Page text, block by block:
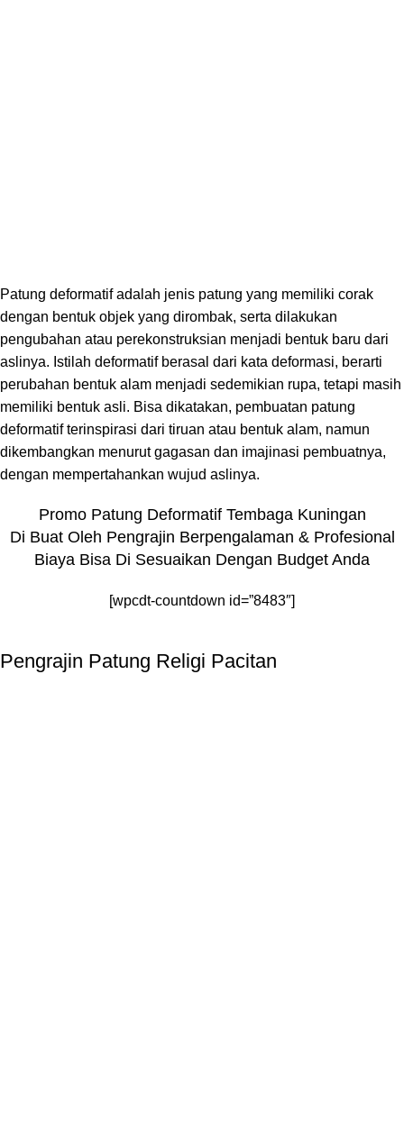
Patung deformatif adalah jenis patung yang memiliki corak
dengan bentuk objek yang dirombak, serta dilakukan
pengubahan atau perekonstruksian menjadi bentuk baru dari
aslinya. Istilah deformatif berasal dari kata deformasi, berarti
perubahan bentuk alam menjadi sedemikian rupa, tetapi masih
memiliki bentuk asli. Bisa dikatakan, pembuatan patung
deformatif terinspirasi dari tiruan atau bentuk alam, namun
dikembangkan menurut gagasan dan imajinasi pembuatnya,
dengan mempertahankan wujud aslinya.
Promo Patung Deformatif Tembaga Kuningan
Di Buat Oleh Pengrajin Berpengalaman & Profesional
Biaya Bisa Di Sesuaikan Dengan Budget Anda
[wpcdt-countdown id=”8483″]
Pengrajin Patung Religi Pacitan